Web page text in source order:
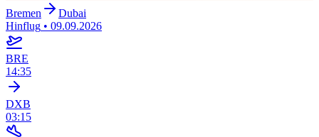
Bremen
Dubai
Hinflug • 09.09.2026
BRE
14:35
DXB
03:15